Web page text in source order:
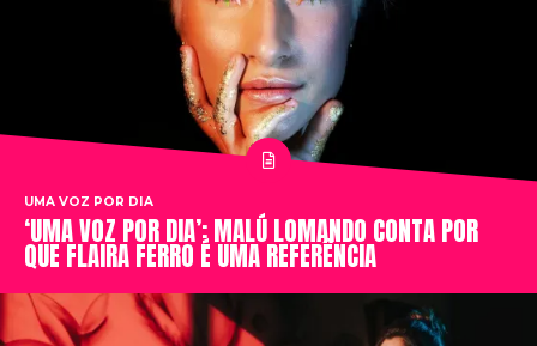
UMA VOZ POR DIA
‘UMA VOZ POR DIA’: MALÚ LOMANDO CONTA POR
QUE FLAIRA FERRO É UMA REFERÊNCIA